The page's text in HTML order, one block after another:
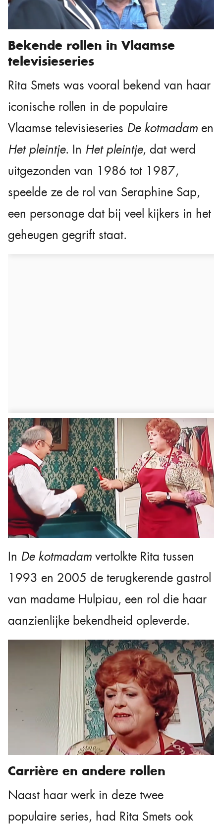
Bekende rollen in Vlaamse
televisieseries
Rita Smets was vooral bekend van haar
iconische rollen in de populaire
Vlaamse televisieseries De kotmadam en
Het pleintje. In Het pleintje, dat werd
uitgezonden van 1986 tot 1987,
speelde ze de rol van Seraphine Sap,
een personage dat bij veel kijkers in het
geheugen gegrift staat.
In De kotmadam vertolkte Rita tussen
1993 en 2005 de terugkerende gastrol
van madame Hulpiau, een rol die haar
aanzienlijke bekendheid opleverde.
Carrière en andere rollen
Naast haar werk in deze twee
populaire series, had Rita Smets ook